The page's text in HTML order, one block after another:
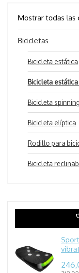
Mostrar todas las
Bicicletas
Bicicleta estática
Bicicleta
Bicicleta spinning
Bicicleta elíptica
Rodillo para
Bicicleta